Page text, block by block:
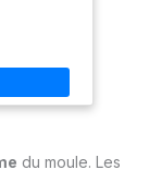
lave-
cm -
du moule. Les